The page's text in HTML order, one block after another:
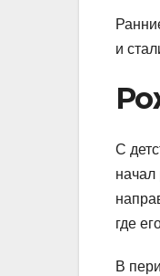
и
С
начал
где
В